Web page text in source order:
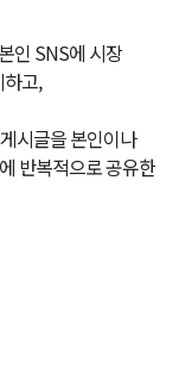
인 SNS에 시장
고,
시글을 본인이나
반복적으로 공유한